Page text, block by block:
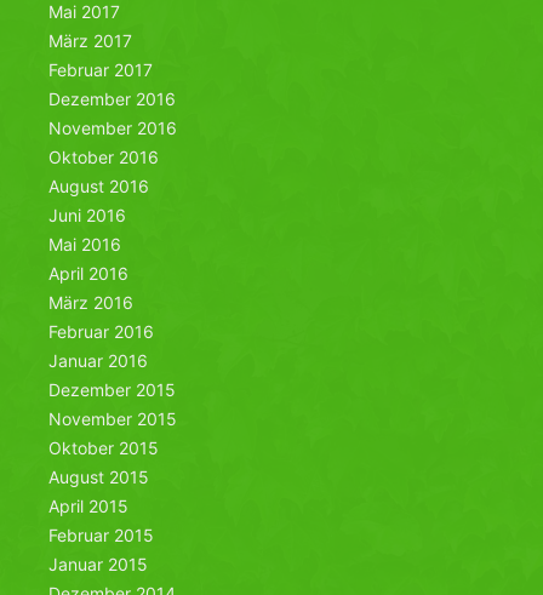
Mai 2017
März 2017
Februar 2017
Dezember 2016
November 2016
Oktober 2016
August 2016
Juni 2016
Mai 2016
April 2016
März 2016
Februar 2016
Januar 2016
Dezember 2015
November 2015
Oktober 2015
August 2015
April 2015
Februar 2015
Januar 2015